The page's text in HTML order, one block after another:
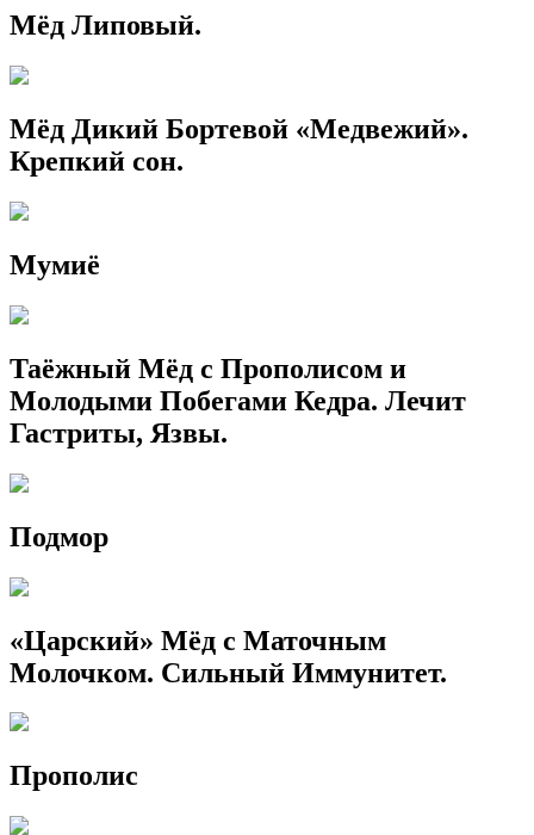
Мёд Липовый.
Мёд Дикий Бортевой «Медвежий».
Крепкий сон.
Мумиё
Таёжный Мёд с Прополисом и
Молодыми Побегами Кедра. Лечит
Гастриты, Язвы.
Подмор
«Царский» Мёд с Маточным
Молочком. Сильный Иммунитет.
Прополис